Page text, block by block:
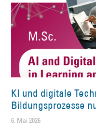
KI und digitale
Bildungsprozesse
6. Mai 2026